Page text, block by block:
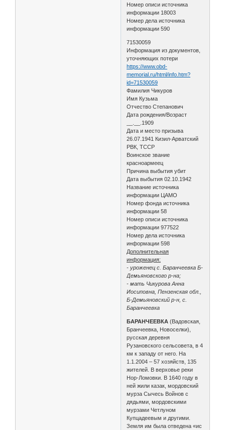
Номер описи источника
информации 18003
Номер дела источника
информации 590
71530059
Информация из документов,
уточняющих потери
https://www.obd-
memorial.ru/html/info.htm?
id=71530059
Фамилия Чикуров
Имя Кузьма
Отчество Степанович
Дата рождения/Возраст
__.__.1909
Дата и место призыва
26.07.1941 Кизил-Арватский
РВК, ТССР
Воинское звание
красноармеец
Причина выбытия убит
Дата выбытия 02.10.1942
Название источника
информации ЦАМО
Номер фонда источника
информации 58
Номер описи источника
информации 977522
Номер дела источника
информации 598
Дополнительная
информация:
- уроженец с. Баранчеевка Б-
Демьяновского р-на;
- мать Чикурова Анна
Иосиповна, Пензенская обл.,
Б-Демьяновский р-н, с.
Баранчеевка
БАРАНЧЕЕВКА (Вадовская,
Бранчеевка, Новоселки),
русская деревня
Рузановского сельсовета, в 4
км к западу от него. На
1.1.2004 – 57 хозяйств, 135
жителей. В верховье реки
Нор-Ломовки. В 1640 году в
ней жили казак, мордовский
мурза Сычесь Войнов с
дядьями, мордовскими
мурзами Четлуном
Купцадеевым и другими.
Земля им была отведена «ис